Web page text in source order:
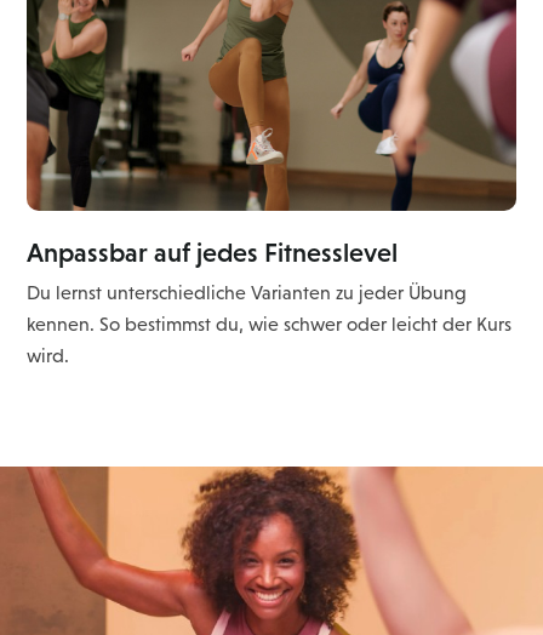
Anpassbar auf jedes Fitnesslevel
Du lernst unterschiedliche Varianten zu jeder Übung
kennen. So bestimmst du, wie schwer oder leicht der Kurs
wird.